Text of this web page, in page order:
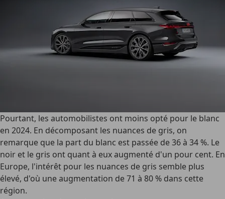
Pourtant, les automobilistes ont moins opté pour le blanc
en 2024. En décomposant les nuances de gris, on
remarque que la part du blanc est passée de 36 à 34 %. Le
noir et le gris ont quant à eux augmenté d'un pour cent. En
Europe, l'intérêt pour les nuances de gris semble plus
élevé, d'où une augmentation de 71 à 80 % dans cette
région.